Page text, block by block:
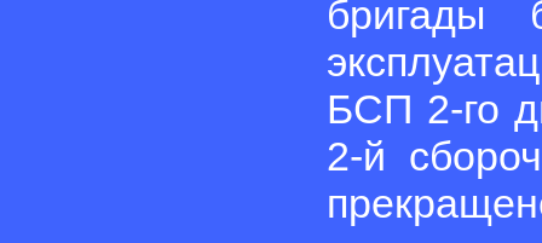
БСП 2-го
2-й